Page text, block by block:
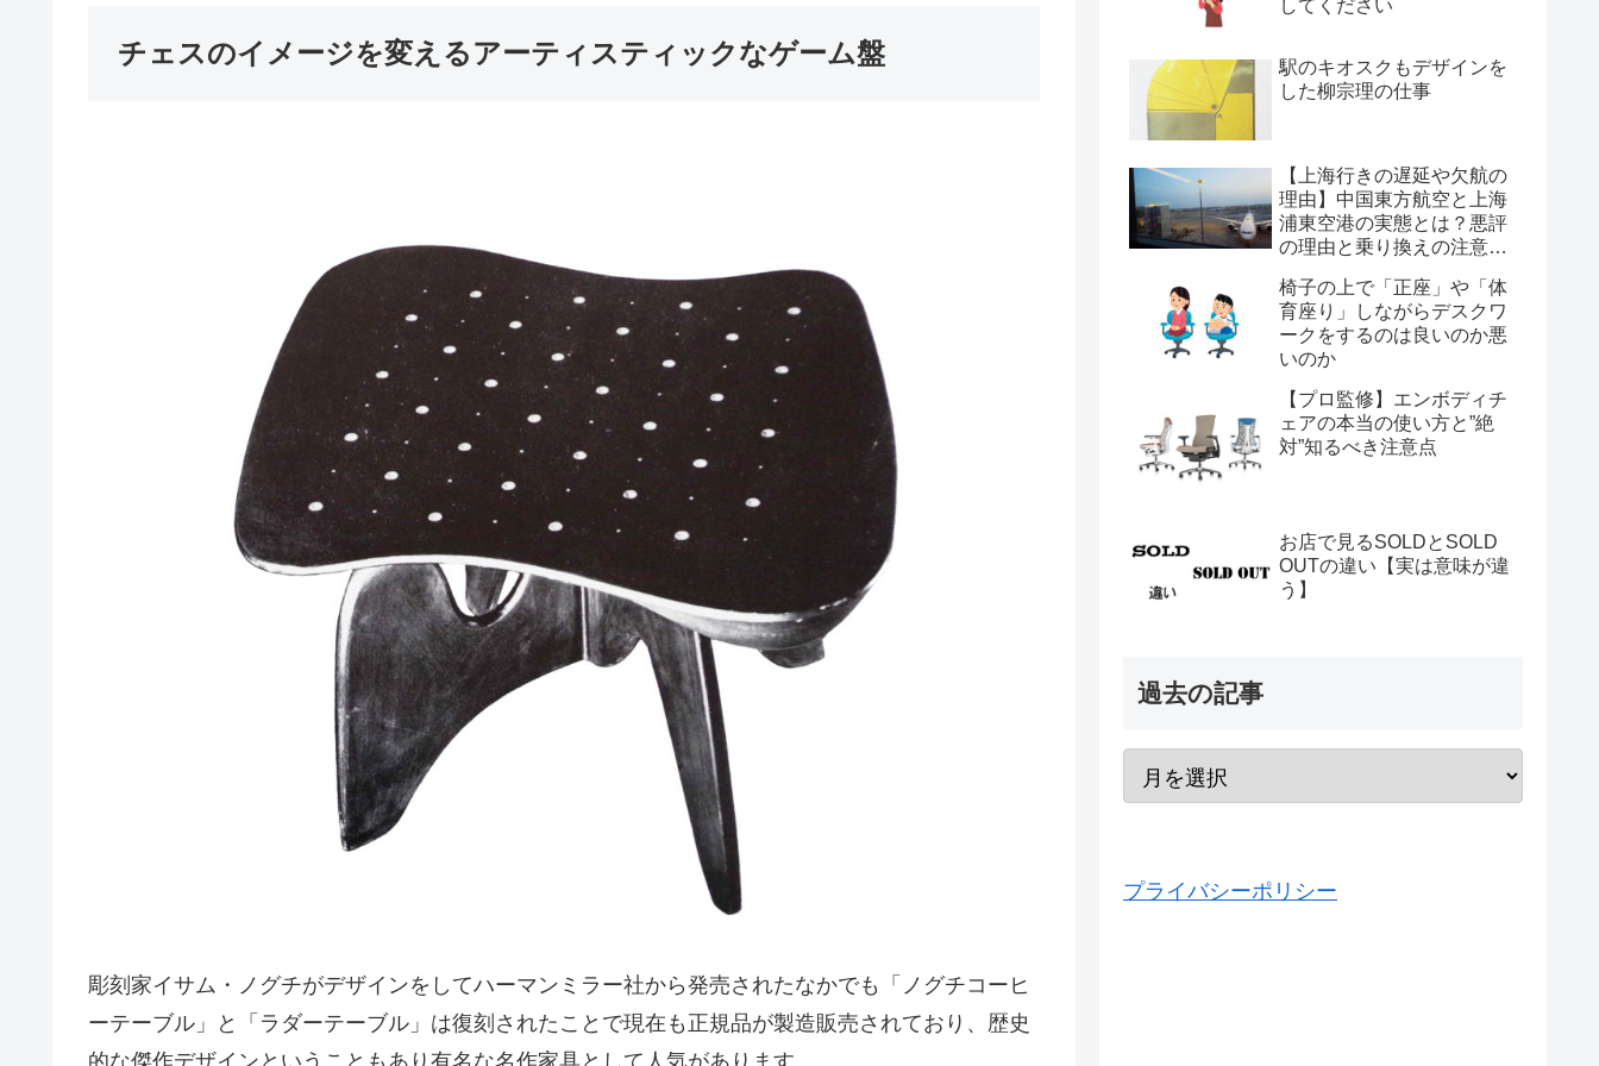
チェスのイメージを変えるアーティスティックなゲーム盤
彫刻家イサム・ノグチがデザインをしてハーマンミラー社から発売されたなかでも「ノグチコーヒ
ーテーブル」と「ラダーテーブル」は復刻されたことで現在も正規品が製造販売されており、歴史
的な傑作デザインということもあり有名な名作家具として人気があります。
してください
駅のキオスクもデザインを
した柳宗理の仕事
【上海行きの遅延や欠航の
理由】中国東方航空と上海
浦東空港の実態とは？悪評
の理由と乗り換えの注意点
椅子の上で「正座」や「体
育座り」しながらデスクワ
ークをするのは良いのか悪
いのか
【プロ監修】エンボディチ
ェアの本当の使い方と”絶
対”知るべき注意点
お店で見るSOLDとSOLD
OUTの違い【実は意味が違
う】
過去の記事
プライバシーポリシー